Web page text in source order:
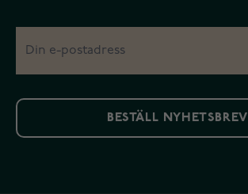
BESTÄLL NYHETSBREV